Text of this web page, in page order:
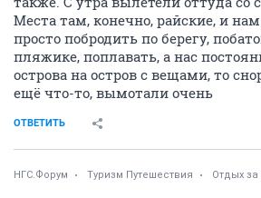
Места там, конечно, райские, и
просто побродить по берегу,
пляжике, поплавать, а нас
острова на остров с вещами, то
ещё что-то, вымотали очень
ОТВЕТИТЬ
НГС.Форум Туризм Путешествия Отдых